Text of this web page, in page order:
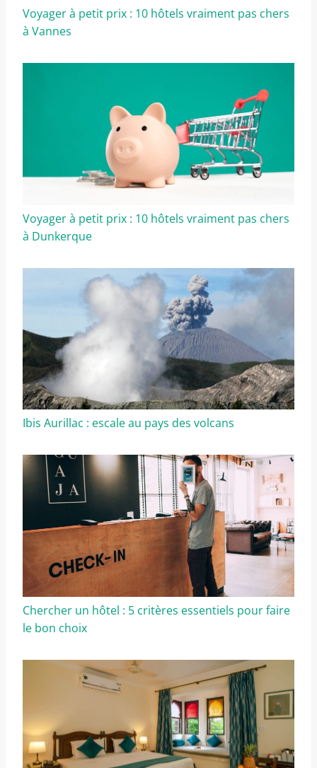
Voyager à petit prix : 10 hôtels vraiment pas chers
à Vannes
Voyager à petit prix : 10 hôtels vraiment pas chers
à Dunkerque
Ibis Aurillac : escale au pays des volcans
Chercher un hôtel : 5 critères essentiels pour faire
le bon choix